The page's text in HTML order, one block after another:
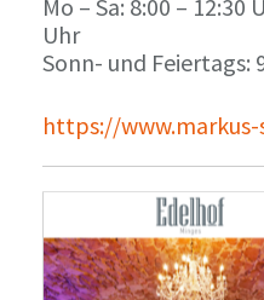
Mo – Sa: 8:00 – 12:30
Uhr
Sonn- und Feiertags:
https://www.markus-